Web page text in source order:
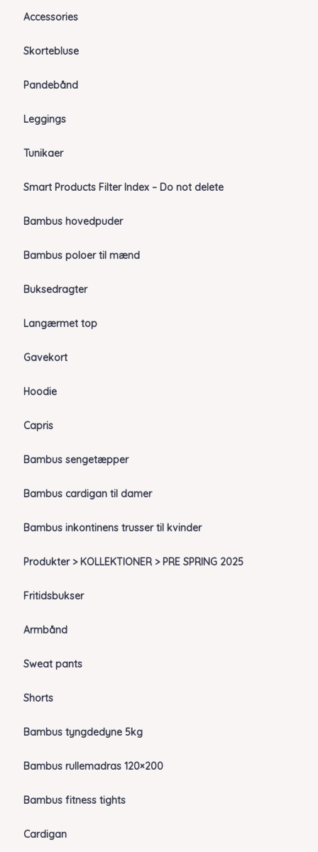
Accessories
Skortebluse
Pandebånd
Leggings
Tunikaer
Smart Products Filter Index – Do not delete
Bambus hovedpuder
Bambus poloer til mænd
Buksedragter
Langærmet top
Gavekort
Hoodie
Capris
Bambus sengetæpper
Bambus cardigan til damer
Bambus inkontinens trusser til kvinder
Produkter > KOLLEKTIONER > PRE SPRING 2025
Fritidsbukser
Armbånd
Sweat pants
Shorts
Bambus tyngdedyne 5kg
Bambus rullemadras 120×200
Bambus fitness tights
Cardigan